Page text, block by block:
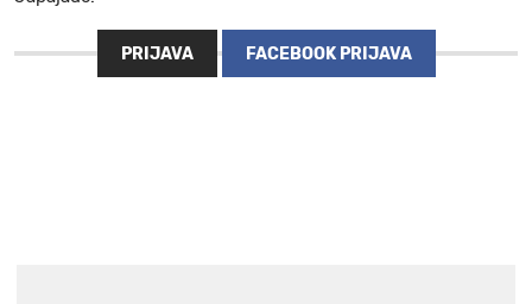
PRIJAVA FACEBOOK PRIJAVA